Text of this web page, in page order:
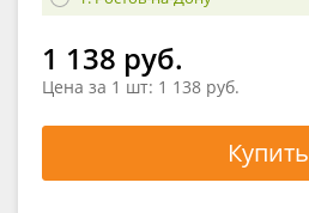
1 138 руб.
Цена за 1 шт: 1 138 руб.
Купить